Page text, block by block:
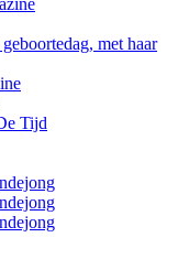
met haar
Tijd